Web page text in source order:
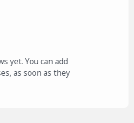
yet. You can add
as soon as they